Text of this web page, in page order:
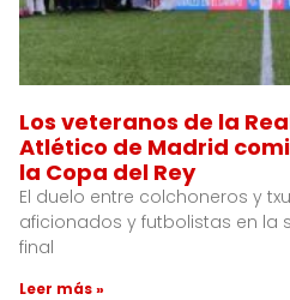
Los veteranos de la
Atlético de Madrid
la Copa del Rey
El duelo entre colchoneros y
aficionados y futbolistas en la
final
Leer más »